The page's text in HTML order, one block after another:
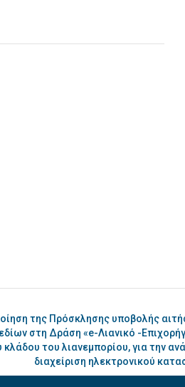
της Πρόσκλησης υποβολής
στη Δράση «e-Λιανικό -
κλάδου του λιανεμπορίου, για την
διαχείριση ηλεκτρονικού